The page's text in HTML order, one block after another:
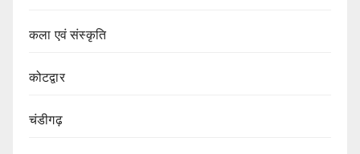
कला एवं संस्कृति
कोटद्वार
चंडीगढ़